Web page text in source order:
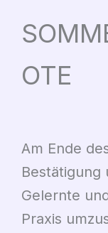
OTE
Am Ende
Bestätigung
Gelernte
Praxis